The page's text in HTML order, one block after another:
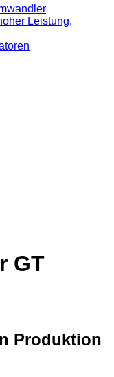
Leistung,
GT
Produktion